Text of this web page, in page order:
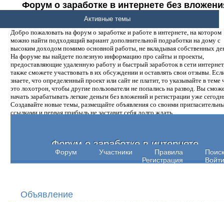
Форум о заработке в интернете без
денег.
Добро пожаловать на форум о заработке и работе в интернете, на котором
можно найти подходящий вариант дополнительной подработки на дому с
высоким доходом помимо основной работы, не вкладывая собственных
На форуме вы найдете полезную информацию про сайты и проекты,
предоставляющие удаленную работу и быстрый заработок в сети
также сможете участвовать в их обсуждении и оставлять свои отзывы.
знаете, что определенный проект или сайт не платит, то указывайте в теме
это лохотрон, чтобы другие пользователи не попались на развод. Вы
начать зарабатывать легкие деньги без вложений и регистрации уже
Создавайте новые темы, размещайте объявления со своими
ссылками и первая прибыль не заставит себя долго ждать.
Форум о заработке в интернете
Форум Участники Правила
Поиск
Регистрация
Войти
Активные темы
Объявление